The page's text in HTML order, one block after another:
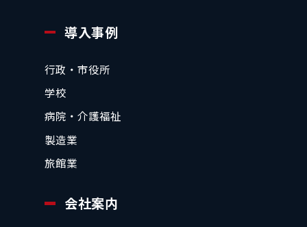
導入事例
行政・市役所
学校
病院・介護福祉
製造業
旅館業
会社案内